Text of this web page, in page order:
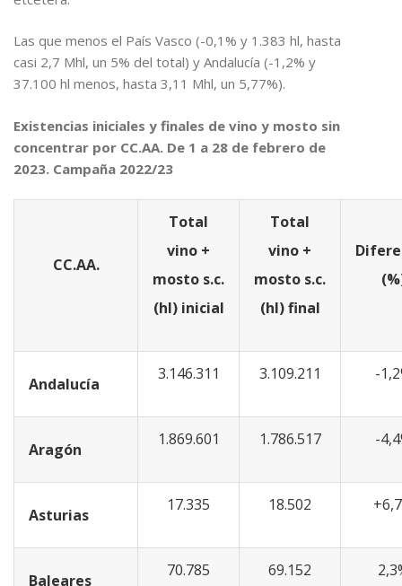
Las que menos el País Vasco (-0,1% y 1.383 hl, hasta
casi 2,7 Mhl, un 5% del total) y Andalucía (-1,2% y
37.100 hl menos, hasta 3,11 Mhl, un 5,77%).
Existencias iniciales y finales de vino y mosto sin
concentrar por CC.AA. De 1 a 28 de febrero de
2023. Campaña 2022/23
CC.AA.
Total
vino +
mosto s.c.
(hl) inicial
Total
vino +
mosto s.c.
(hl) final
Andalucía
3.146.311 3.109.211 -
Aragón
1.869.601 1.786.517 -
Asturias
17.335 18.502
Baleares
70.785 69.152